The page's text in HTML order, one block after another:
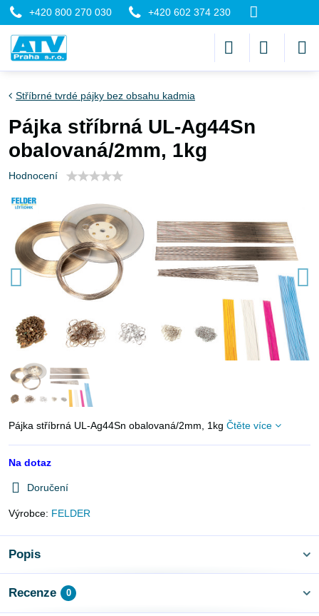
+420 800 270 030 +420 602 374 230
Stříbrné tvrdé pájky bez obsahu kadmia
Pájka stříbrná UL-Ag44Sn
obalovaná/2mm, 1kg
Hodnocení
Pájka stříbrná UL-Ag44Sn obalovaná/2mm, 1kg Čtěte více
Na dotaz
Doručení
Výrobce: FELDER
Popis
Recenze 0